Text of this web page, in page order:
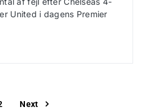
United i dagens Premier
Next